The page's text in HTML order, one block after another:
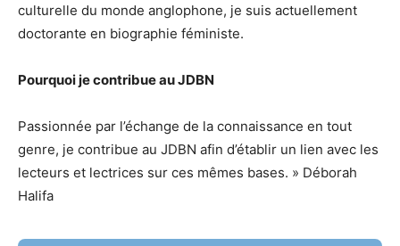
culturelle du monde anglophone, je suis actuellement
doctorante en biographie féministe.
Pourquoi je contribue au JDBN
Passionnée par l’échange de la connaissance en tout
genre, je contribue au JDBN afin d’établir un lien avec les
lecteurs et lectrices sur ces mêmes bases. » Déborah
Halifa